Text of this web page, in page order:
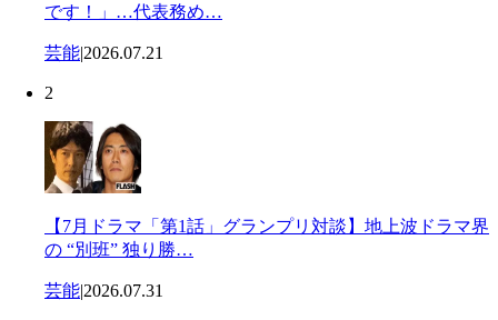
です！」…代表務め…
芸能|2026.07.21
2
【7月ドラマ「第1話」グランプリ対談】地上波ドラマ界
の “別班” 独り勝…
芸能|2026.07.31